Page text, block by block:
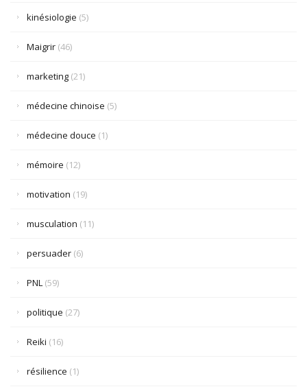
kinésiologie (5)
Maigrir (46)
marketing (21)
médecine chinoise (5)
médecine douce (1)
mémoire (12)
motivation (19)
musculation (11)
persuader (6)
PNL (59)
politique (27)
Reiki (16)
résilience (1)